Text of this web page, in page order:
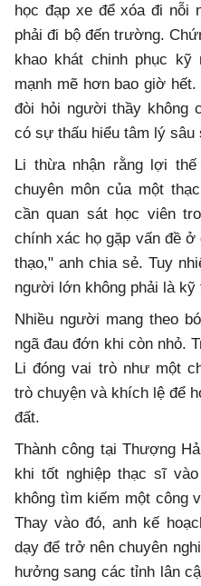
học đạp xe để xóa đi nỗi
phải đi bộ đến trường.
khao khát chinh phục kỹ
mạnh mẽ hơn bao giờ
đòi hỏi người thầy không
có sự thấu hiểu tâm lý sâu
Li thừa nhận rằng lợi
chuyên môn của một
cần quan sát học viên
chính xác họ gặp vấn đề ở
thạo," anh chia sẻ. Tuy
người lớn không phải là kỹ
Nhiều người mang theo
ngã đau đớn khi còn nhỏ.
Li đóng vai trò như một
trò chuyện và khích lệ để
đất.
Thành công tại Thượng
khi tốt nghiệp thạc sĩ
không tìm kiếm một công
Thay vào đó, anh kế
dạy để trở nên chuyên
hưởng sang các tỉnh lân